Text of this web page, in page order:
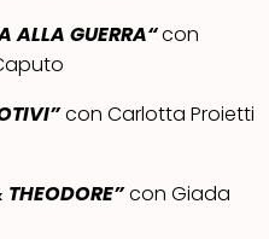
ALLA GUERRA“con
con Carlotta Proietti
con Giada